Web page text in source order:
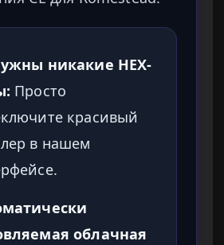
никакие HEX-
Просто
красивый
в нашем
облачная